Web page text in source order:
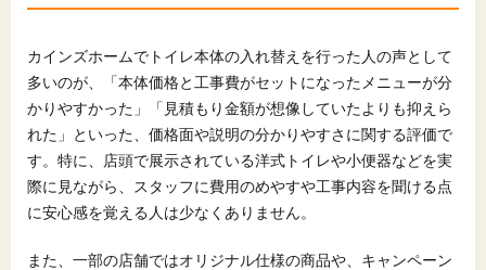
カインズホームでトイレ本体の入れ替えを行った人の声として
多いのが、「本体価格と工事費がセットになったメニューが分
かりやすかった」「見積もり金額が想像していたよりも抑えら
れた」といった、価格面や説明の分かりやすさに関する評価で
す。特に、店頭で展示されている洋式トイレや小便器などを実
際に見ながら、スタッフに費用のめやすや工事内容を聞ける点
に安心感を覚える人は少なくありません。
また、一部の店舗ではオリジナル仕様の商品や、キャンペーン